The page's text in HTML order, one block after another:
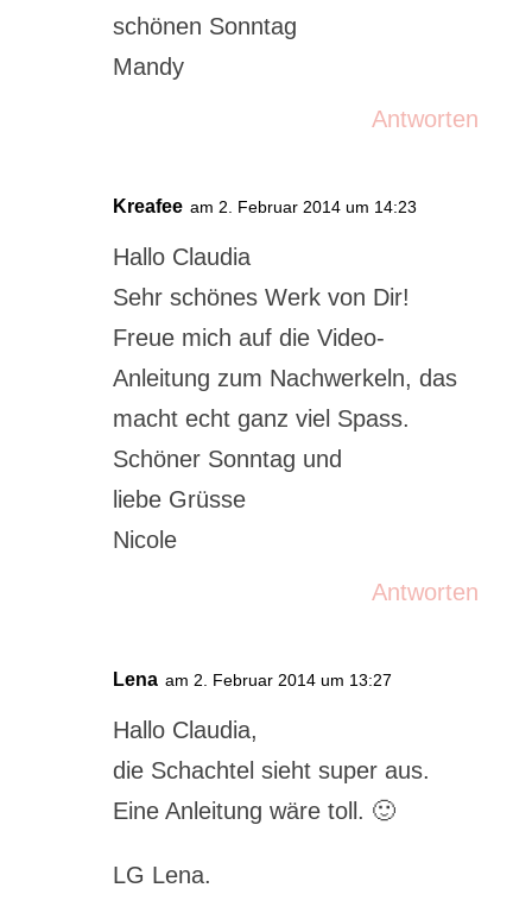
schönen Sonntag
Mandy
Antworten
Kreafee am 2. Februar 2014 um 14:23
Hallo Claudia
Sehr schönes Werk von Dir!
Freue mich auf die Video-
Anleitung zum Nachwerkeln, das
macht echt ganz viel Spass.
Schöner Sonntag und
liebe Grüsse
Nicole
Antworten
Lena am 2. Februar 2014 um 13:27
Hallo Claudia,
die Schachtel sieht super aus.
Eine Anleitung wäre toll. 🙂
LG Lena.